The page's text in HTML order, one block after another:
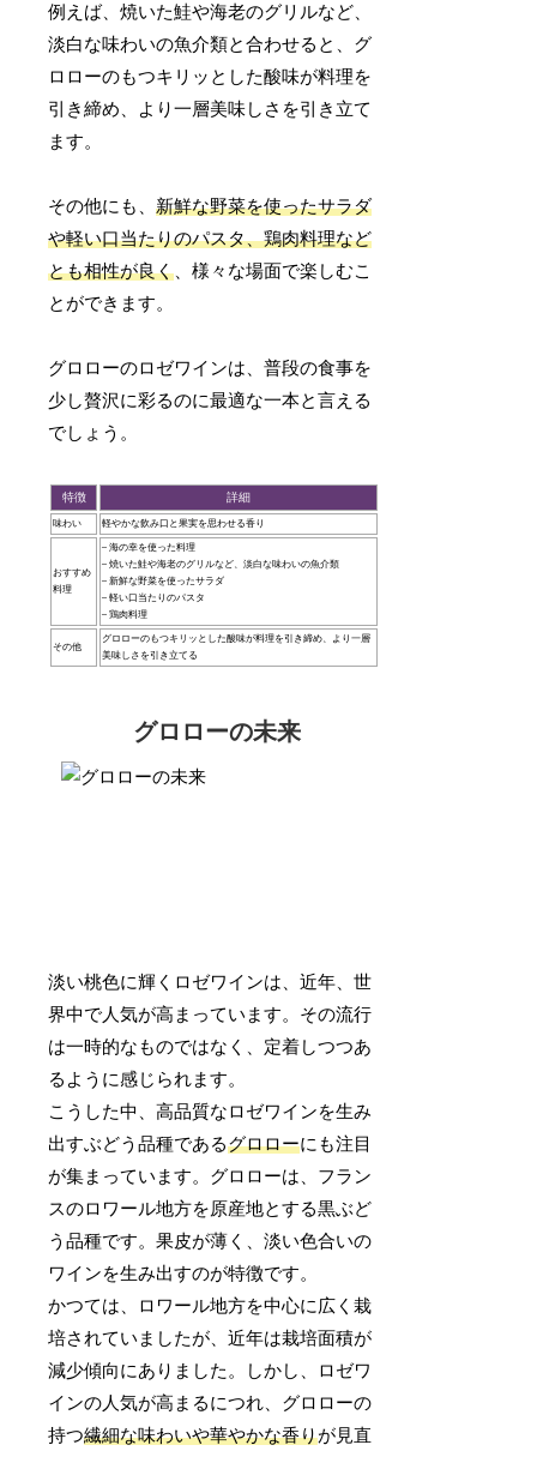
例えば、焼いた鮭や海老のグリルなど、
淡白な味わいの魚介類と合わせると、グ
ロローのもつキリッとした酸味が料理を
引き締め、より一層美味しさを引き立て
ます。
その他にも、新鮮な野菜を使ったサラダ
や軽い口当たりのパスタ、鶏肉料理など
とも相性が良く 、様々な場面で楽しむこ
とができます。
グロローのロゼワインは、普段の食事を
少し贅沢に彩るのに最適な一本と言える
でしょう。
特徴 詳細
味わい 軽やかな飲み口と果実を思わせる香り
おすすめ
料理
– 海の幸を使った料理
– 焼いた鮭や海老のグリルなど、淡白な味わいの魚介類
– 新鮮な野菜を使ったサラダ
– 軽い口当たりのパスタ
– 鶏肉料理
その他
グロローのもつキリッとした酸味が料理を引き締め、より一層
美味しさを引き立てる
グロローの未来
淡い桃色に輝くロゼワインは、近年、世
界中で人気が高まっています。その流行
は一時的なものではなく、定着しつつあ
るように感じられます。
こうした中、高品質なロゼワインを生み
出すぶどう品種であるグロローにも注目
が集まっています。グロローは、フラン
スのロワール地方を原産地とする黒ぶど
う品種です。果皮が薄く、淡い色合いの
ワインを生み出すのが特徴です。
かつては、ロワール地方を中心に広く栽
培されていましたが、近年は栽培面積が
減少傾向にありました。しかし、ロゼワ
インの人気が高まるにつれ、グロローの
持つ繊細な味わいや華やかな香りが見直